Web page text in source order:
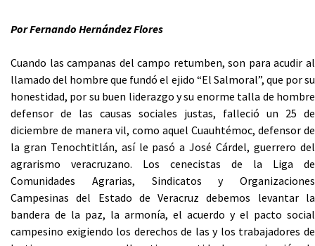
Por Fernando Hernández Flores
Cuando las campanas del campo retumben, son para acudir al
llamado del hombre que fundó el ejido “El Salmoral”, que por su
honestidad, por su buen liderazgo y su enorme talla de hombre
defensor de las causas sociales justas, falleció un 25 de
diciembre de manera vil, como aquel Cuauhtémoc, defensor de
la gran Tenochtitlán, así le pasó a José Cárdel, guerrero del
agrarismo veracruzano. Los cenecistas de la Liga de
Comunidades Agrarias, Sindicatos y Organizaciones
Campesinas del Estado de Veracruz debemos levantar la
bandera de la paz, la armonía, el acuerdo y el pacto social
campesino exigiendo los derechos de las y los trabajadores de